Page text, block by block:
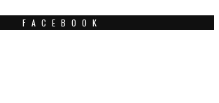
FACEBOOK